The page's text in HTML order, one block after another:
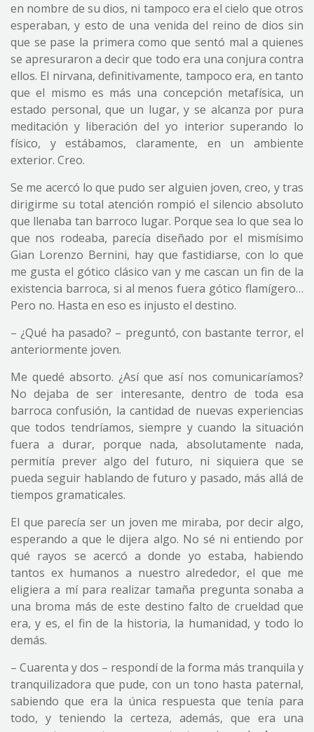
en nombre de su dios, ni tampoco era el cielo que otros
esperaban, y esto de una venida del reino de dios sin
que se pase la primera como que sentó mal a quienes
se apresuraron a decir que todo era una conjura contra
ellos. El nirvana, definitivamente, tampoco era, en tanto
que el mismo es más una concepción metafísica, un
estado personal, que un lugar, y se alcanza por pura
meditación y liberación del yo interior superando lo
físico, y estábamos, claramente, en un ambiente
exterior. Creo.
Se me acercó lo que pudo ser alguien joven, creo, y tras
dirigirme su total atención rompió el silencio absoluto
que llenaba tan barroco lugar. Porque sea lo que sea lo
que nos rodeaba, parecía diseñado por el mismísimo
Gian Lorenzo Bernini, hay que fastidiarse, con lo que
me gusta el gótico clásico van y me cascan un fin de la
existencia barroca, si al menos fuera gótico flamígero…
Pero no. Hasta en eso es injusto el destino.
– ¿Qué ha pasado? – preguntó, con bastante terror, el
anteriormente joven.
Me quedé absorto. ¿Así que así nos comunicaríamos?
No dejaba de ser interesante, dentro de toda esa
barroca confusión, la cantidad de nuevas experiencias
que todos tendríamos, siempre y cuando la situación
fuera a durar, porque nada, absolutamente nada,
permitía prever algo del futuro, ni siquiera que se
pueda seguir hablando de futuro y pasado, más allá de
tiempos gramaticales.
El que parecía ser un joven me miraba, por decir algo,
esperando a que le dijera algo. No sé ni entiendo por
qué rayos se acercó a donde yo estaba, habiendo
tantos ex humanos a nuestro alrededor, el que me
eligiera a mí para realizar tamaña pregunta sonaba a
una broma más de este destino falto de crueldad que
era, y es, el fin de la historia, la humanidad, y todo lo
demás.
– Cuarenta y dos – respondí de la forma más tranquila y
tranquilizadora que pude, con un tono hasta paternal,
sabiendo que era la única respuesta que tenía para
todo, y teniendo la certeza, además, que era una